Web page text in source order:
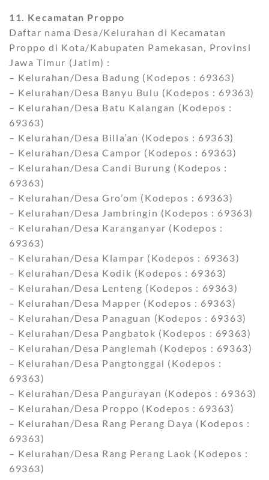
11. Kecamatan Proppo
Daftar nama Desa/Kelurahan di Kecamatan
Proppo di Kota/Kabupaten Pamekasan, Provinsi
Jawa Timur (Jatim) :
– Kelurahan/Desa Badung (Kodepos : 69363)
– Kelurahan/Desa Banyu Bulu (Kodepos : 69363)
– Kelurahan/Desa Batu Kalangan (Kodepos :
69363)
– Kelurahan/Desa Billa’an (Kodepos : 69363)
– Kelurahan/Desa Campor (Kodepos : 69363)
– Kelurahan/Desa Candi Burung (Kodepos :
69363)
– Kelurahan/Desa Gro’om (Kodepos : 69363)
– Kelurahan/Desa Jambringin (Kodepos : 69363)
– Kelurahan/Desa Karanganyar (Kodepos :
69363)
– Kelurahan/Desa Klampar (Kodepos : 69363)
– Kelurahan/Desa Kodik (Kodepos : 69363)
– Kelurahan/Desa Lenteng (Kodepos : 69363)
– Kelurahan/Desa Mapper (Kodepos : 69363)
– Kelurahan/Desa Panaguan (Kodepos : 69363)
– Kelurahan/Desa Pangbatok (Kodepos : 69363)
– Kelurahan/Desa Panglemah (Kodepos : 69363)
– Kelurahan/Desa Pangtonggal (Kodepos :
69363)
– Kelurahan/Desa Pangurayan (Kodepos : 69363)
– Kelurahan/Desa Proppo (Kodepos : 69363)
– Kelurahan/Desa Rang Perang Daya (Kodepos :
69363)
– Kelurahan/Desa Rang Perang Laok (Kodepos :
69363)